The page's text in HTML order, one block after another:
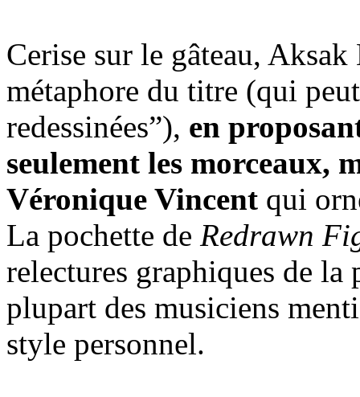
Cerise sur le gâteau,
métaphore du titre (qui
redessinées”), en
seulement les morceaux,
Véronique Vincent qui
La pochette de Redrawn
relectures graphiques de la
plupart des musiciens
style personnel.